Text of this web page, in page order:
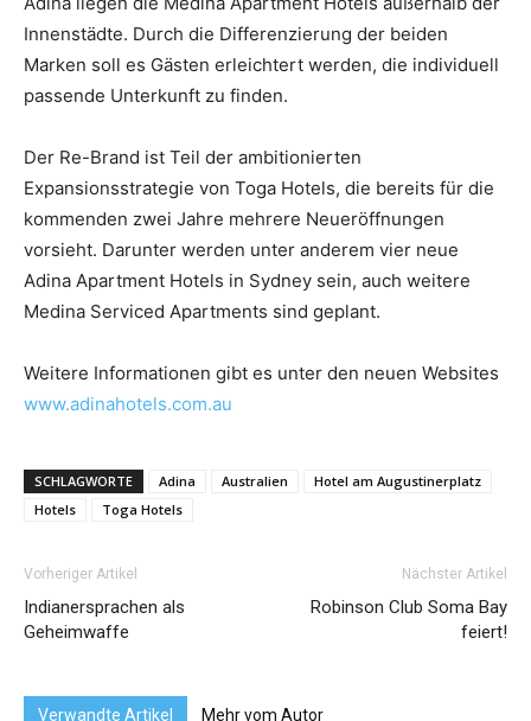
Innenstädte. Durch die Differenzierung der beiden
Marken soll es Gästen erleichtert werden, die individuell
passende Unterkunft zu finden.
Der Re-Brand ist Teil der ambitionierten
Expansionsstrategie von Toga Hotels, die bereits für die
kommenden zwei Jahre mehrere Neueröffnungen
vorsieht. Darunter werden unter anderem vier neue
Adina Apartment Hotels in Sydney sein, auch weitere
Medina Serviced Apartments sind geplant.
Weitere Informationen gibt es unter den neuen Websites
www.adinahotels.com.au
SCHLAGWORTE Adina Australien
Hotel am Augustinerplatz
Hotels
Toga Hotels
Vorheriger Artikel
Indianersprachen als
Geheimwaffe
Nächster Artikel
Robinson Club Soma Bay
feiert!
Verwandte Artikel Mehr vom Autor